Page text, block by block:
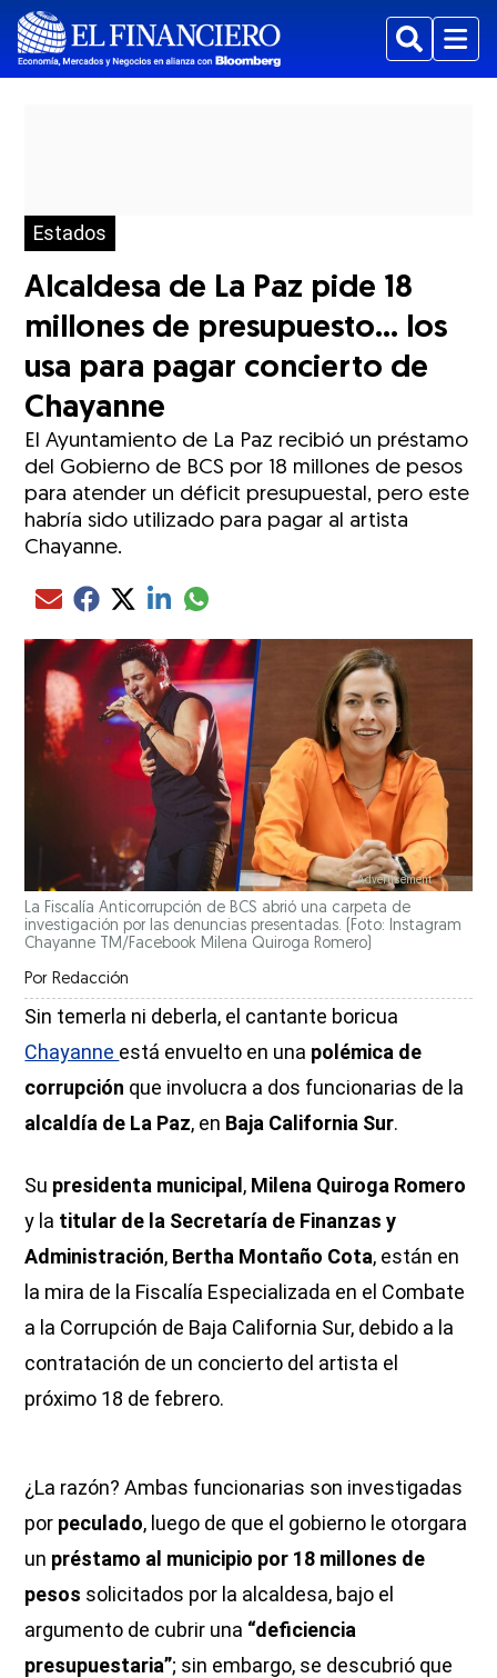
BuscarMenu
Estados
Alcaldesa de La Paz pide 18
millones de presupuesto… los
usa para pagar concierto de
Chayanne
El Ayuntamiento de La Paz recibió un préstamo
del Gobierno de BCS por 18 millones de pesos
para atender un déficit presupuestal, pero este
habría sido utilizado para pagar al artista
Chayanne.
Compartir el artículo actual mediante Email
Compartir el artículo actual mediante Facebook
Compartir el artículo actual mediante Twitter
Compartir el artículo actual mediante LinkedIn
Compartir el artículo actual mediante
La Fiscalía Anticorrupción de BCS abrió una carpeta de
investigación por las denuncias presentadas. (Foto: Instagram
Chayanne TM/Facebook Milena Quiroga Romero)
Por Redacción
Sin temerla ni deberla, el cantante boricua
Chayanne está envuelto en una polémica de
corrupción que involucra a dos funcionarias de la
alcaldía de La Paz, en Baja California Sur.
Su presidenta municipal, Milena Quiroga Romero
y la titular de la Secretaría de Finanzas y
Administración, Bertha Montaño Cota, están en
la mira de la Fiscalía Especializada en el Combate
a la Corrupción de Baja California Sur, debido a la
contratación de un concierto del artista el
próximo 18 de febrero.
¿La razón? Ambas funcionarias son investigadas
por peculado, luego de que el gobierno le otorgara
un préstamo al municipio por 18 millones de
pesos solicitados por la alcaldesa, bajo el
argumento de cubrir una “deficiencia
presupuestaria”; sin embargo, se descubrió que